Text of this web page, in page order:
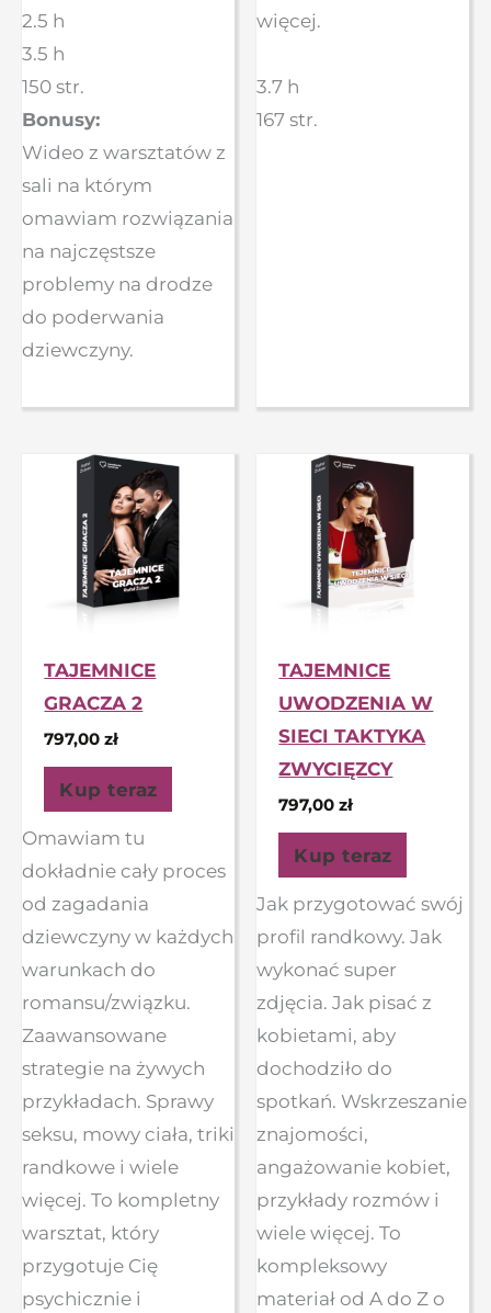
2.5 h
3.5 h
150 str.
Bonusy:
Wideo z warsztatów z
sali na którym
omawiam rozwiązania
na najczęstsze
problemy na drodze
do poderwania
dziewczyny.
więcej.
3.7 h
167 str.
TAJEMNICE
GRACZA 2
797,00zł
Kup teraz
Omawiam tu
dokładnie cały proces
od zagadania
dziewczyny w każdych
warunkach do
romansu/związku.
Zaawansowane
strategie na żywych
przykładach. Sprawy
seksu, mowy ciała, triki
randkowe i wiele
więcej. To kompletny
warsztat, który
przygotuje Cię
psychicznie i
TAJEMNICE
UWODZENIA W
SIECI TAKTYKA
ZWYCIĘZCY
797,00zł
Kup teraz
Jak przygotować swój
profil randkowy. Jak
wykonać super
zdjęcia. Jak pisać z
kobietami, aby
dochodziło do
spotkań. Wskrzeszanie
znajomości,
angażowanie kobiet,
przykłady rozmów i
wiele więcej. To
kompleksowy
materiał od A do Z o